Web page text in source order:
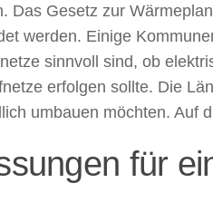
Das Gesetz zur
werden. Einige
sinnvoll sind, ob
erfolgen sollte. Die
umbauen möchten. Auf
für